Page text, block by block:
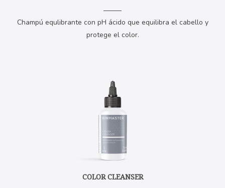
Champú equlibrante con pH ácido que equilibra el cabello y
protege el color.
COLOR CLEANSER